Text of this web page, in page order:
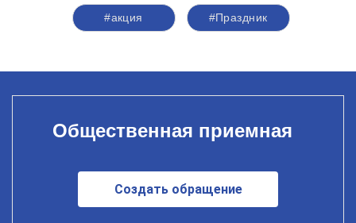
#акция #Праздник
Общественная приемная
Создать обращение